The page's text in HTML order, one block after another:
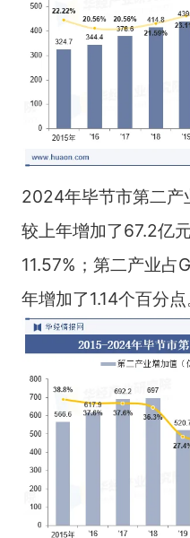
2024年毕节市第二产
较上年增加了67.2亿
11.57%；第二产业占
年增加了1.14个百分点